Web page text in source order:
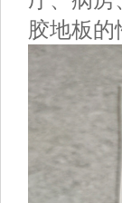
胶地板的